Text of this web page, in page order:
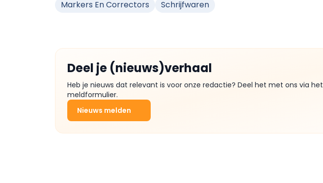
Markers En Correctors
Schrijfwaren
Deel je (nieuws)verhaal
Heb je nieuws dat relevant is voor onze redactie? Deel het met ons via het
meldformulier.
Nieuws melden